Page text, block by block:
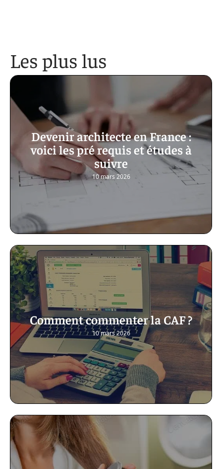
Les plus lus
Devenir architecte en France :
voici les pré requis et études à
suivre
10 mars 2026
Comment commenter la CAF ?
10 mars 2026